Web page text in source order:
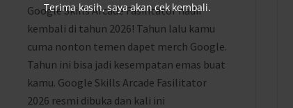
Google Skills Arcade Fasilitator hadir
kembali di tahun 2026! Tahun lalu kamu
cuma nonton temen dapet merch Google.
Tahun ini bisa jadi kesempatan emas buat
kamu. Google Skills Arcade Fasilitator
2026 resmi dibuka dan kali ini
Terima kasih, saya akan cek kembali.